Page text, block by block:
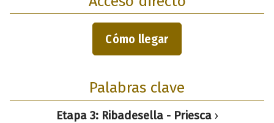
Cómo llegar
Palabras clave
Etapa 3: Ribadesella - Priesca›